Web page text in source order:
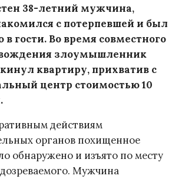
38-летний мужчина,
с потерпевшей и был
гости. Во время совместного
злоумышленник
квартиру, прихватив с
центр стоимостью 10
действиям
органов похищенное
обнаружено и изъято по месту
Мужчина